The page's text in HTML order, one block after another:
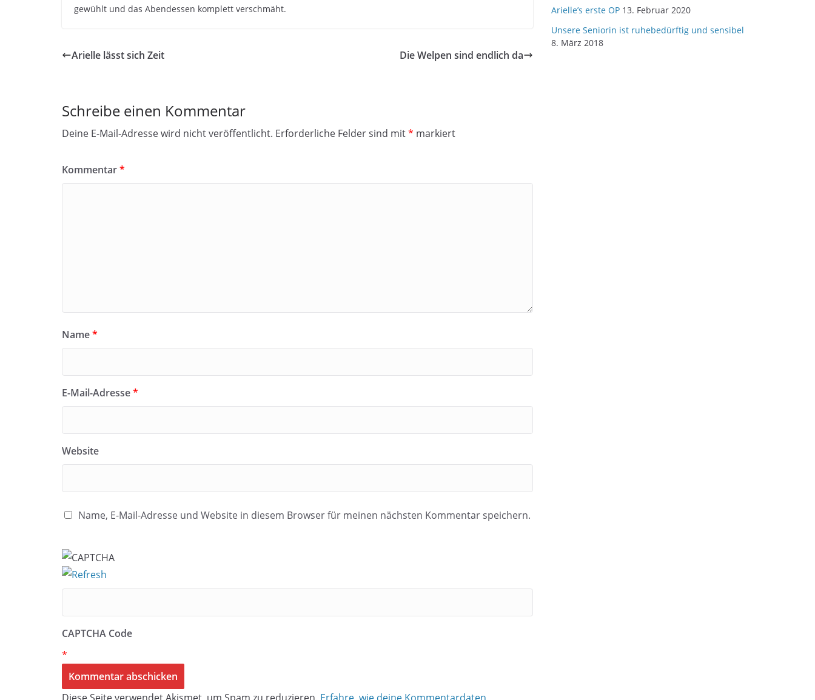
gewühlt und das Abendessen komplett verschmäht.
Arielle lässt sich Zeit Die Welpen sind endlich da
Schreibe einen Kommentar
Deine E-Mail-Adresse wird nicht veröffentlicht. Erforderliche Felder sind mit* markiert
Kommentar*
Name*
E-Mail-Adresse*
Website
Name, E-Mail-Adresse und Website in diesem Browser für meinen nächsten Kommentar speichern.
CAPTCHA Code
*
Arielle’s erste OP 13. Februar 2020
Unsere Seniorin ist ruhebedürftig und sensibel
8. März 2018